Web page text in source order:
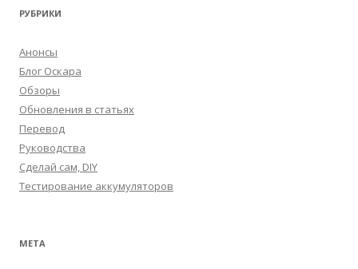
РУБРИКИ
Анонсы
Блог Оскара
Обзоры
Обновления в статьях
Перевод
Руководства
Сделай сам, DIY
Тестирование аккумуляторов
МЕТА